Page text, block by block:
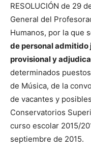
RESOLUCIÓN de 29
General del
Humanos, por la que
de personal admitido
provisional y
determinados
de Música, de la
de vacantes y
Conservatorios
curso escolar 2015/
septiembre de 2015.